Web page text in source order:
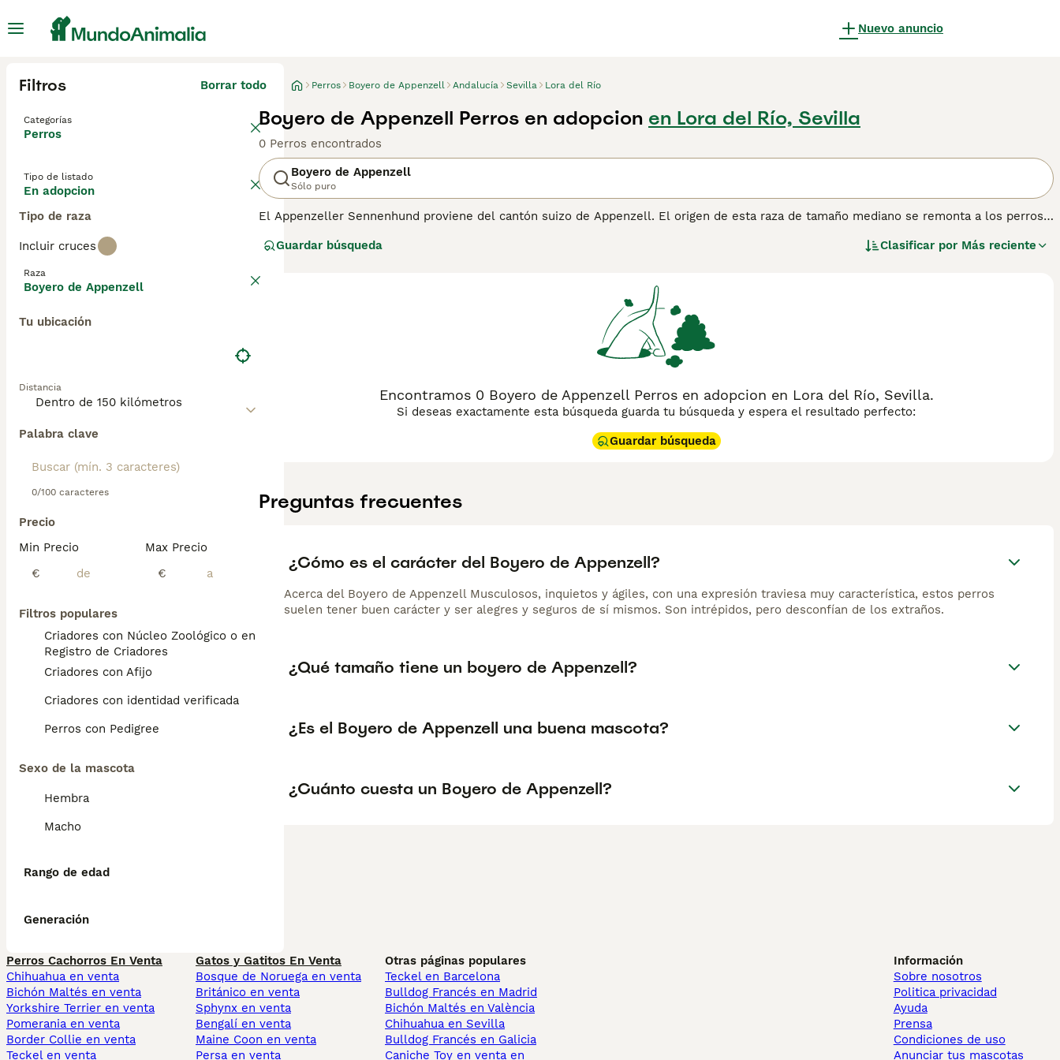
Nuevo anuncio
Filtros Borrar todo
Categorías
Perros
Tipo de listado
En adopcion
Tipo de raza
Incluir cruces
Raza
Boyero de Appenzell
Tu ubicación
Distancia
Palabra clave
0/100 caracteres
Precio
Min Precio
€
Max Precio
€
Filtros populares
Criadores con Núcleo Zoológico o en el
Registro de Criadores
Criadores con Afijo
Criadores con identidad verificada
Perros con Pedigree
Sexo de la mascota
Hembra
Macho
Rango de edad
Generación
Perros Boyero de Appenzell Andalucía Sevilla Lora del Río
Boyero de Appenzell Perros en adopcion en Lora del Río, Sevilla
0 Perros encontrados
Boyero de Appenzell
Sólo puro
El Appenzeller Sennenhund proviene del cantón suizo de Appenzell. El origen de esta raza de tamaño mediano se remonta a los perros
guardianes de ganado, así como perros de vigilancia. Junto con el Berner Sennenhund, el Gran Suizo y el Entlebucher, forman las cuatro
intrépidos.
Guardar búsqueda Clasificar por Más reciente
Encontramos 0 Boyero de Appenzell Perros en adopcion en Lora del Río, Sevilla.
Si deseas exactamente esta búsqueda guarda tu búsqueda y espera el resultado perfecto:
Guardar búsqueda
Preguntas frecuentes
¿Cómo es el carácter del Boyero de Appenzell?
Acerca del Boyero de Appenzell Musculosos, inquietos y ágiles, con una expresión traviesa muy característica, estos perros
suelen tener buen carácter y ser alegres y seguros de sí mismos. Son intrépidos, pero desconfían de los extraños.
¿Qué tamaño tiene un boyero de Appenzell?
¿Es el Boyero de Appenzell una buena mascota?
¿Cuánto cuesta un Boyero de Appenzell?
Perros Cachorros En Venta
Chihuahua en venta
Bichón Maltés en venta
Yorkshire Terrier en venta
Pomerania en venta
Border Collie en venta
Teckel en venta
Gatos y Gatitos En Venta
Bosque de Noruega en venta
Británico en venta
Sphynx en venta
Bengalí en venta
Maine Coon en venta
Persa en venta
Otras páginas populares
Teckel en Barcelona
Bulldog Francés en Madrid
Bichón Maltés en València
Chihuahua en Sevilla
Bulldog Francés en Galicia
Caniche Toy en venta en
Información
Sobre nosotros
Politica privacidad
Ayuda
Prensa
Condiciones de uso
Anunciar tus mascotas